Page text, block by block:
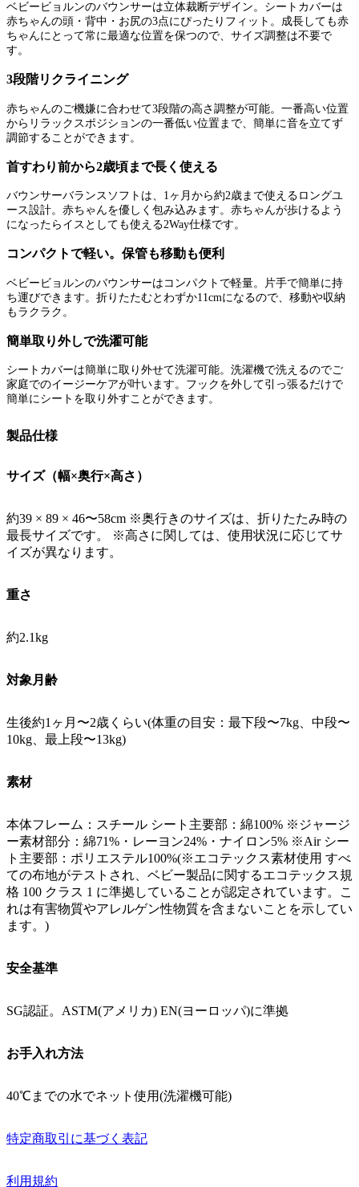
ベビービョルンのバウンサーは立体裁断デザイン。シートカバーは
赤ちゃんの頭・背中・お尻の3点にぴったりフィット。成長しても赤
ちゃんにとって常に最適な位置を保つので、サイズ調整は不要で
す。
3段階リクライニング
赤ちゃんのご機嫌に合わせて3段階の高さ調整が可能。一番高い位置
からリラックスポジションの一番低い位置まで、簡単に音を立てず
調節することができます。
首すわり前から2歳頃まで長く使える
バウンサーバランスソフトは、1ヶ月から約2歳まで使えるロングユ
ース設計。赤ちゃんを優しく包み込みます。赤ちゃんが歩けるよう
になったらイスとしても使える2Way仕様です。
コンパクトで軽い。保管も移動も便利
ベビービョルンのバウンサーはコンパクトで軽量。片手で簡単に持
ち運びできます。折りたたむとわずか11cmになるので、移動や収納
もラクラク。
簡単取り外しで洗濯可能
シートカバーは簡単に取り外せて洗濯可能。洗濯機で洗えるのでご
家庭でのイージーケアが叶います。フックを外して引っ張るだけで
簡単にシートを取り外すことができます。
製品仕様
サイズ（幅×奥行×高さ）
約39 × 89 × 46〜58cm ※奥行きのサイズは、折りたたみ時の
最長サイズです。 ※高さに関しては、使用状況に応じてサ
イズが異なります。
重さ
約2.1kg
対象月齢
生後約1ヶ月〜2歳くらい(体重の目安：最下段〜7kg、中段〜
10kg、最上段〜13kg)
素材
本体フレーム：スチール シート主要部：綿100% ※ジャージ
ー素材部分：綿71%・レーヨン24%・ナイロン5% ※Air シー
ト主要部：ポリエステル100%(※エコテックス素材使用 すべ
ての布地がテストされ、ベビー製品に関するエコテックス規
格 100 クラス 1 に準拠していることが認定されています。こ
れは有害物質やアレルゲン性物質を含まないことを示してい
ます。)
安全基準
SG認証。ASTM(アメリカ) EN(ヨーロッパ)に準拠
お手入れ方法
40℃までの水でネット使用(洗濯機可能)
特定商取引に基づく表記
利用規約